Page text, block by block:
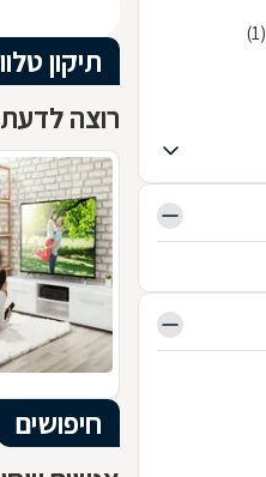
תיקון
רוצה לדעת
חיפושים